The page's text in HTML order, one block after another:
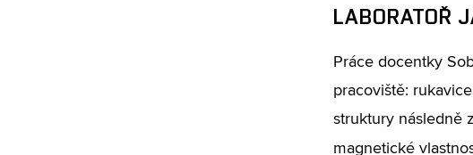
LABORATOŘ
Práce docentky
pracoviště:
struktury následně
magnetické